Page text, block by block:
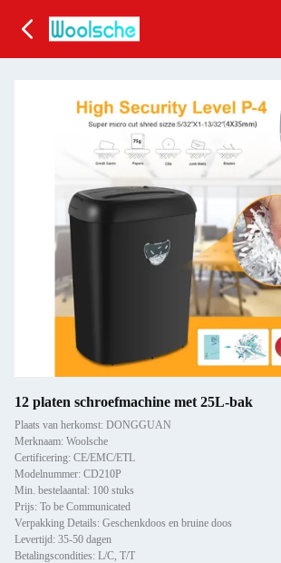
12 platen schroefmachine met 25L-bak
Plaats van herkomst: DONGGUAN
Merknaam: Woolsche
Certificering: CE/EMC/ETL
Modelnummer: CD210P
Min. bestelaantal: 100 stuks
Prijs: To be Communicated
Verpakking Details: Geschenkdoos en bruine doos
Levertijd: 35-50 dagen
Betalingscondities: L/C, T/T